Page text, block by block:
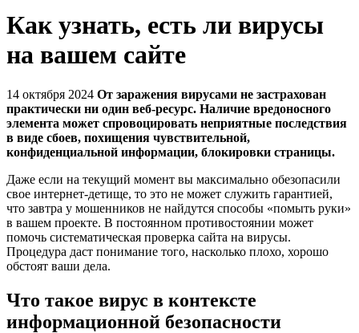
Как узнать, есть ли вирусы
на вашем сайте
14 октября 2024 От заражения вирусами не застрахован
практически ни один веб-ресурс. Наличие вредоносного
элемента может спровоцировать неприятные последствия
в виде сбоев, похищения чувствительной,
конфиденциальной информации, блокировки страницы.
Даже если на текущий момент вы максимально обезопасили
свое интернет-детище, то это не может служить гарантией,
что завтра у мошенников не найдутся способы «помыть руки»
в вашем проекте. В постоянном противостоянии может
помочь систематическая проверка сайта на вирусы.
Процедура даст понимание того, насколько плохо, хорошо
обстоят ваши дела.
Что такое вирус в контексте
информационной безопасности